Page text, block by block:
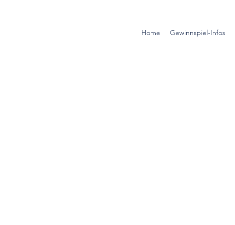
Home Gewinnspiel-Infos